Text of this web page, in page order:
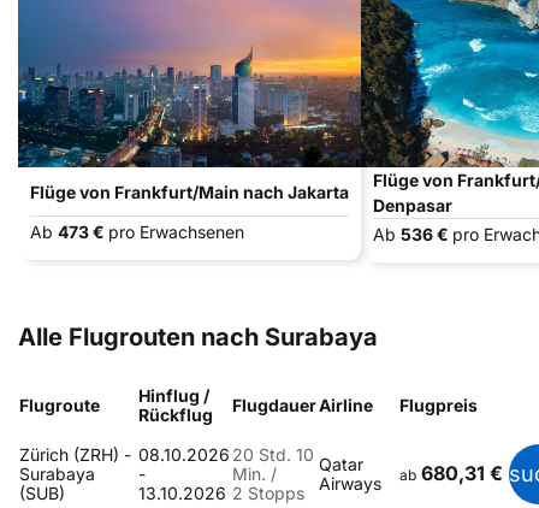
Flüge von Frankfurt/Main nach Jakarta
Ab 473 € pro Erwachsenen
Flüge von
Denpasar
Ab 536 € pro
Alle Flugrouten nach Surabaya
Flugroute
Hinflug /
Rückflug
FlugdauerAirline Flugpreis
Zürich (ZRH) -
Surabaya
(SUB)
08.10.2026
-
13.10.2026
20 Std. 10
Min. /
2 Stopps
Qatar
Airways
ab 680,31 €